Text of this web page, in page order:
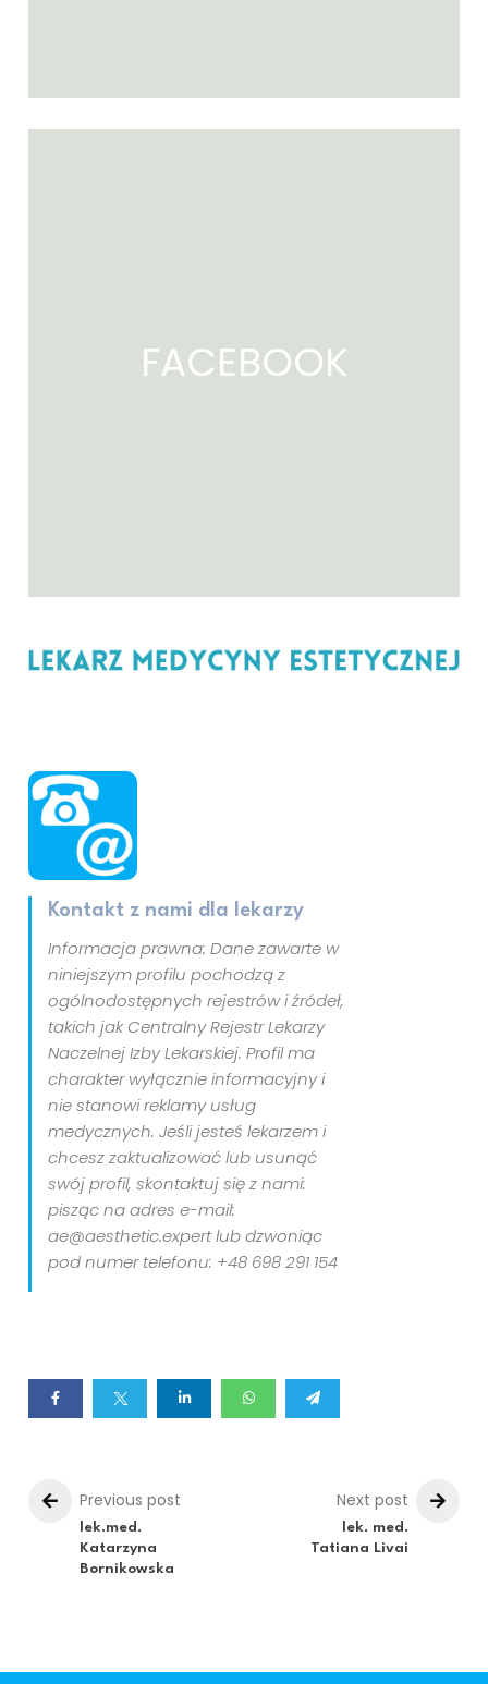
FACEBOOK
Kontakt z nami dla lekarzy
Informacja prawna: Dane zawarte w
niniejszym profilu pochodzą z
ogólnodostępnych rejestrów i źródeł,
takich jak Centralny Rejestr Lekarzy
Naczelnej Izby Lekarskiej. Profil ma
charakter wyłącznie informacyjny i
nie stanowi reklamy usług
medycznych. Jeśli jesteś lekarzem i
chcesz zaktualizować lub usunąć
swój profil, skontaktuj się z nami:
pisząc na adres e-mail:
ae@aesthetic.expert lub dzwoniąc
pod numer telefonu: +48 698 291 154
Previous post
lek.med.
Katarzyna
Bornikowska
Next post
lek. med.
Tatiana Livai